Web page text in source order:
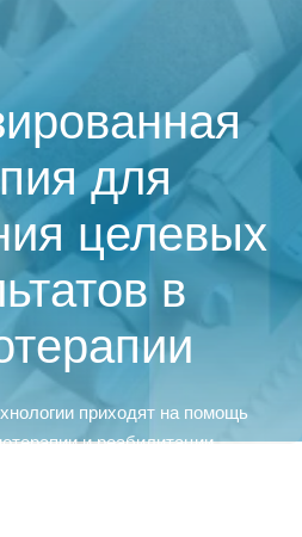
для
целевых
в
приходят на помощь
и реабилитации.